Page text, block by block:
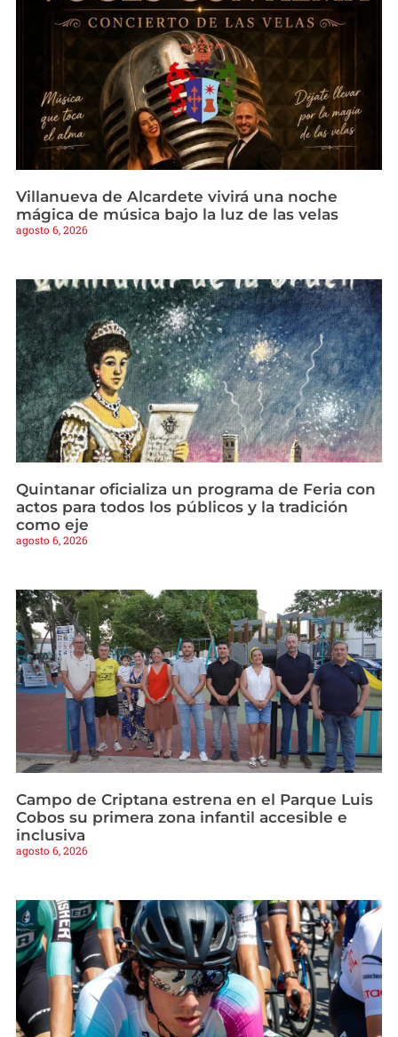
Villanueva de Alcardete vivirá una noche
mágica de música bajo la luz de las velas
agosto 6, 2026
Quintanar oficializa un programa de Feria con
actos para todos los públicos y la tradición
como eje
agosto 6, 2026
Campo de Criptana estrena en el Parque Luis
Cobos su primera zona infantil accesible e
inclusiva
agosto 6, 2026